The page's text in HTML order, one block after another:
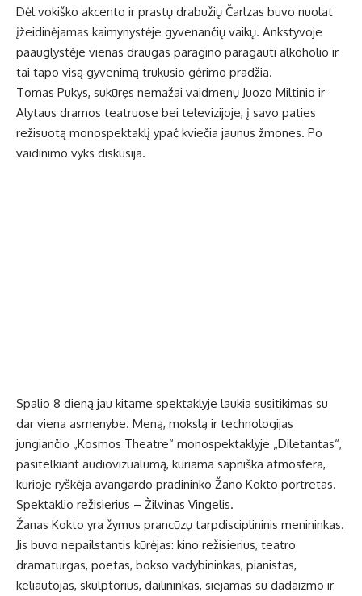
Dėl vokiško akcento ir prastų drabužių Čarlzas buvo nuolat
įžeidinėjamas kaimynystėje gyvenančių vaikų. Ankstyvoje
paauglystėje vienas draugas paragino paragauti alkoholio ir
tai tapo visą gyvenimą trukusio gėrimo pradžia.
Tomas Pukys, sukūręs nemažai vaidmenų Juozo Miltinio ir
Alytaus dramos teatruose bei televizijoje, į savo paties
režisuotą monospektaklį ypač kviečia jaunus žmones. Po
vaidinimo vyks diskusija.
Spalio 8 dieną jau kitame spektaklyje laukia susitikimas su
dar viena asmenybe. Meną, mokslą ir technologijas
jungiančio „Kosmos Theatre“ monospektaklyje „Diletantas“,
pasitelkiant audiovizualumą, kuriama sapniška atmosfera,
kurioje ryškėja avangardo pradininko Žano Kokto portretas.
Spektaklio režisierius – Žilvinas Vingelis.
Žanas Kokto yra žymus prancūzų tarpdisciplininis menininkas.
Jis buvo nepailstantis kūrėjas: kino režisierius, teatro
dramaturgas, poetas, bokso vadybininkas, pianistas,
keliautojas, skulptorius, dailininkas, siejamas su dadaizmo ir